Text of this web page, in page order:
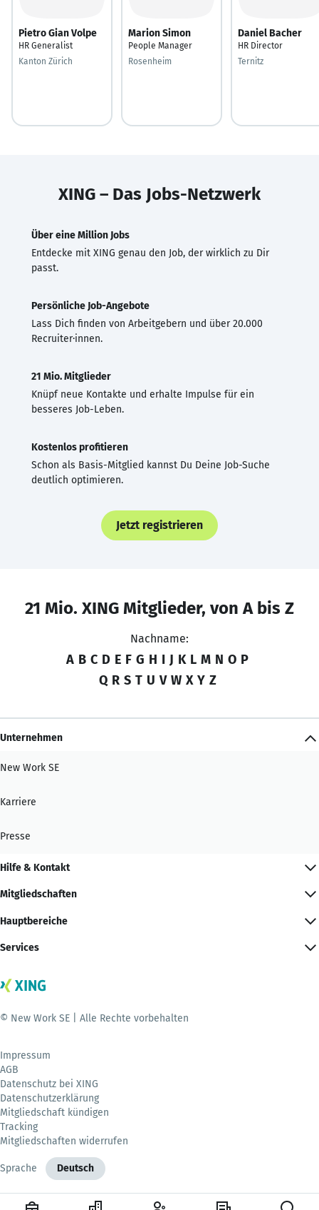
Pietro Gian Volpe
HR Generalist
Kanton Zürich
Marion Simon
People Manager
Rosenheim
Daniel Bacher
HR Director
Ternitz
XING – Das Jobs-Netzwerk
Über eine Million Jobs
Entdecke mit XING genau den Job, der wirklich zu Dir
passt.
Persönliche Job-Angebote
Lass Dich finden von Arbeitgebern und über 20.000
Recruiter·innen.
21 Mio. Mitglieder
Knüpf neue Kontakte und erhalte Impulse für ein
besseres Job-Leben.
Kostenlos profitieren
Schon als Basis-Mitglied kannst Du Deine Job-Suche
deutlich optimieren.
Jetzt registrieren
21 Mio. XING Mitglieder, von A bis Z
Nachname:
A B C D E F G H I J K L M N O P
Q R S T U V W X Y Z
Unternehmen
New Work SE
Karriere
Presse
Hilfe & Kontakt
Mitgliedschaften
Hauptbereiche
Services
© New Work SE | Alle Rechte vorbehalten
Impressum
AGB
Datenschutz bei XING
Datenschutzerklärung
Mitgliedschaft kündigen
Tracking
Mitgliedschaften widerrufen
Sprache Deutsch